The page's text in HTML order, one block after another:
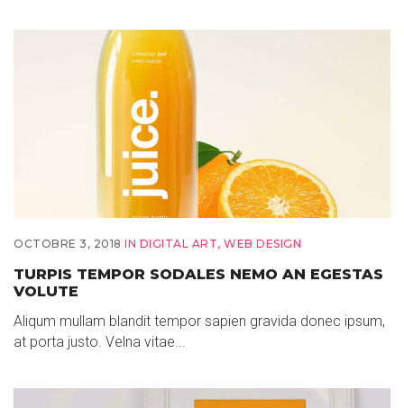
OCTOBRE 3, 2018 IN DIGITAL ART, WEB DESIGN
TURPIS TEMPOR SODALES NEMO AN EGESTAS
VOLUTE
Aliqum mullam blandit tempor sapien gravida donec ipsum,
at porta justo. Velna vitae...